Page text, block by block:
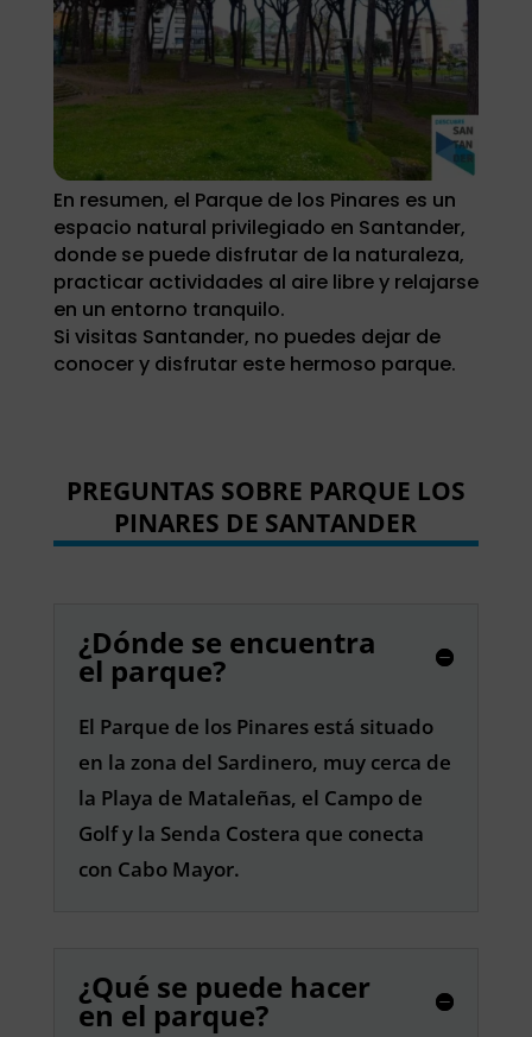
En resumen, el Parque de los Pinares es un
espacio natural privilegiado en Santander,
donde se puede disfrutar de la naturaleza,
practicar actividades al aire libre y relajarse
en un entorno tranquilo.
Si visitas Santander, no puedes dejar de
conocer y disfrutar este hermoso parque.
PREGUNTAS SOBRE PARQUE LOS
PINARES DE SANTANDER
¿Dónde se encuentra
el parque?
El Parque de los Pinares está situado
en la zona del Sardinero, muy cerca de
la Playa de Mataleñas, el Campo de
Golf y la Senda Costera que conecta
con Cabo Mayor.
¿Qué se puede hacer
en el parque?